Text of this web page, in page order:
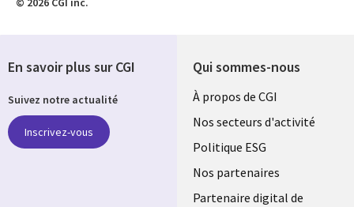
Qui sommes-nous
Useful
links
FRANCE
À propos de CGI
Nos secteurs d'activité
Politique ESG
Nos partenaires
Partenaire digital de
En savoir plus sur CGI
Suivez notre actualité
Inscrivez-vous